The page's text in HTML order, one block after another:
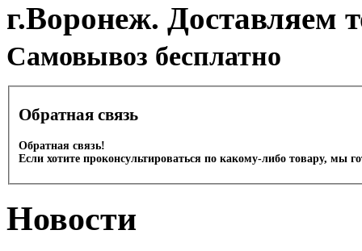
г.Воронеж. Доставляем
Cамовывоз бесплатно
Обратная связь
Обратная связь!
Если хотите проконсультироваться по какому-либо товару, мы
Новости